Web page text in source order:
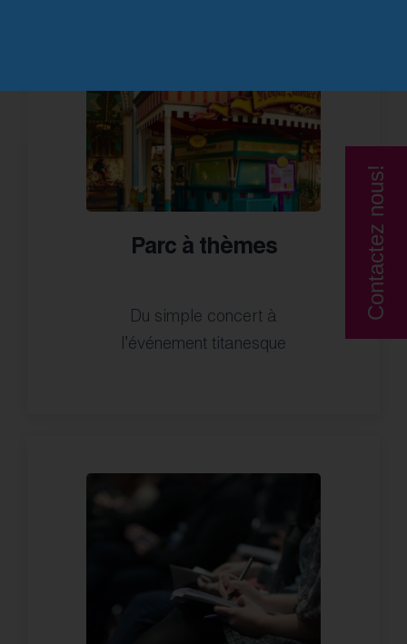
Parc à thèmes
Du simple concert à
l’événement titanesque
Contactez nous!